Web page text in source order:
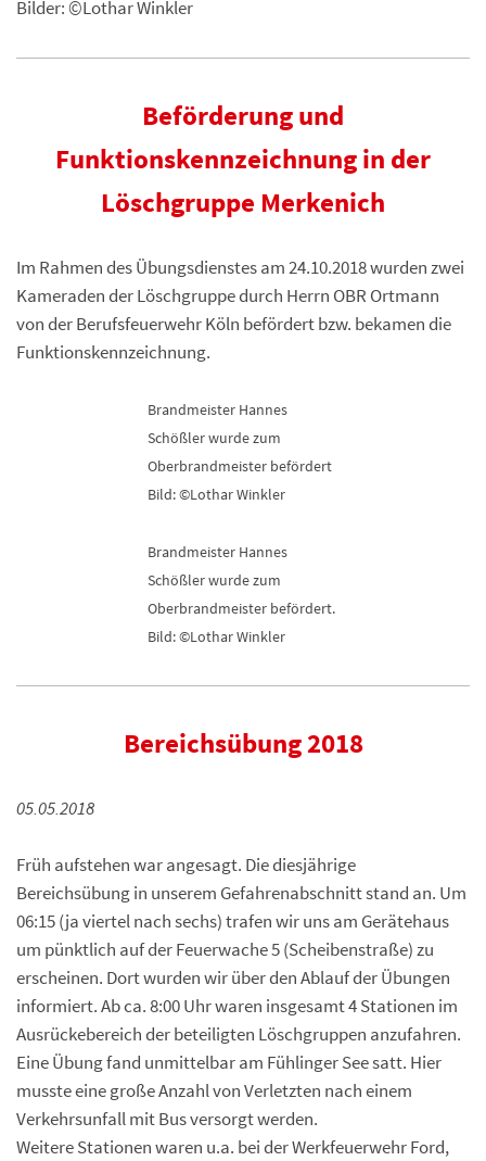
Bilder: ©Lothar Winkler
Beförderung und
Funktionskennzeichnung in der
Löschgruppe Merkenich
Im Rahmen des Übungsdienstes am 24.10.2018 wurden zwei
Kameraden der Löschgruppe durch Herrn OBR Ortmann
von der Berufsfeuerwehr Köln befördert bzw. bekamen die
Funktionskennzeichnung.
Brandmeister Hannes
Schößler wurde zum
Oberbrandmeister befördert
Bild: ©Lothar Winkler
Brandmeister Hannes
Schößler wurde zum
Oberbrandmeister befördert.
Bild: ©Lothar Winkler
Bereichsübung 2018
05.05.2018
Früh aufstehen war angesagt. Die diesjährige
Bereichsübung in unserem Gefahrenabschnitt stand an. Um
06:15 (ja viertel nach sechs) trafen wir uns am Gerätehaus
um pünktlich auf der Feuerwache 5 (Scheibenstraße) zu
erscheinen. Dort wurden wir über den Ablauf der Übungen
informiert. Ab ca. 8:00 Uhr waren insgesamt 4 Stationen im
Ausrückebereich der beteiligten Löschgruppen anzufahren.
Eine Übung fand unmittelbar am Fühlinger See satt. Hier
musste eine große Anzahl von Verletzten nach einem
Verkehrsunfall mit Bus versorgt werden.
Weitere Stationen waren u.a. bei der Werkfeuerwehr Ford,